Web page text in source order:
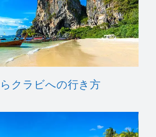
クラビへの行き方